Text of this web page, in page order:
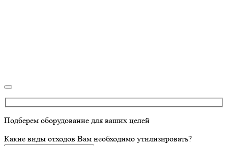
Подберем оборудование для ваших целей
Какие виды отходов Вам необходимо утилизировать?